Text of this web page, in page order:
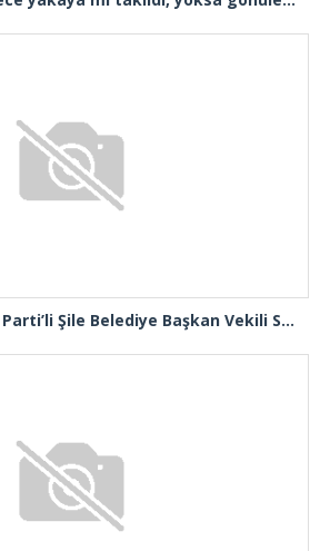
Çiçeği burnunda AK Parti’li Şile Belediye Başkan Vekili Sacit Terzi, teşkilatlarla piknikte buluştu